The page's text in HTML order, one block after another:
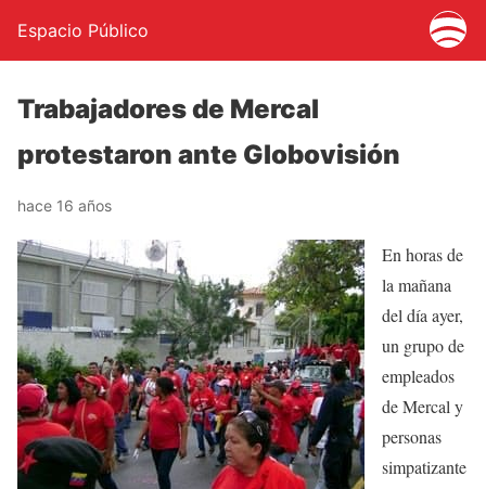
Espacio Público
Trabajadores de Mercal
protestaron ante Globovisión
hace 16 años
En horas de
la mañana
del día ayer,
un grupo de
empleados
de Mercal y
personas
simpatizante